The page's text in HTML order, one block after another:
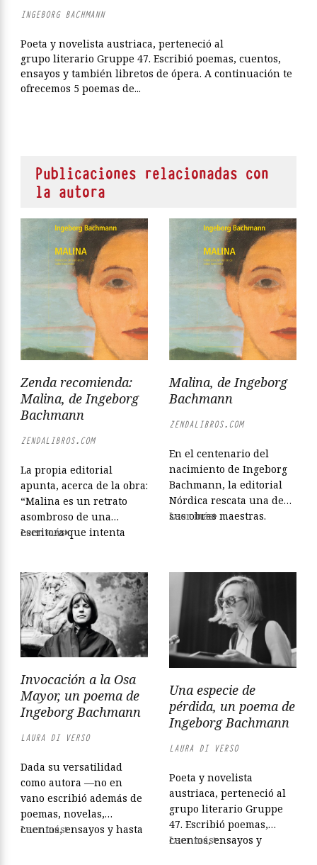
INGEBORG BACHMANN
Poeta y novelista austriaca, perteneció al
grupo literario Gruppe 47. Escribió poemas, cuentos,
ensayos y también libretos de ópera. A continuación te
ofrecemos 5 poemas de...
Publicaciones relacionadas con
la autora
Zenda recomienda:
Malina, de Ingeborg
Bachmann
ZENDALIBROS.COM
La propia editorial
apunta, acerca de la obra:
“Malina es un retrato
asombroso de una
escritora que intenta
por hombres. Una mujer
en la Viena de posguerra
camina por la cuerda
floja entre los dos
hombres de su vida. Está
su amante, Ivan,
hermoso e inaccesible,
que...
Leer más
Malina, de Ingeborg
Bachmann
ZENDALIBROS.COM
En el centenario del
nacimiento de Ingeborg
Bachmann, la editorial
Nórdica rescata una de
sus obras maestras.
psicoanalítico, esta
novela retrata a una
escritora que intenta
contar su propia historia
en un mundo dominado
por hombres. En Zenda
publicamos las primeras
páginas de Malina...
Leer más
Invocación a la Osa
Mayor, un poema de
Ingeborg Bachmann
LAURA DI VERSO
Dada su versatilidad
como autora —no en
vano escribió además de
poemas, novelas,
cuentos, ensayos y hasta
Leer más
Una especie de
pérdida, un poema de
Ingeborg Bachmann
LAURA DI VERSO
Poeta y novelista
austriaca, perteneció al
grupo literario Gruppe
47. Escribió poemas,
cuentos, ensayos y
Leer más